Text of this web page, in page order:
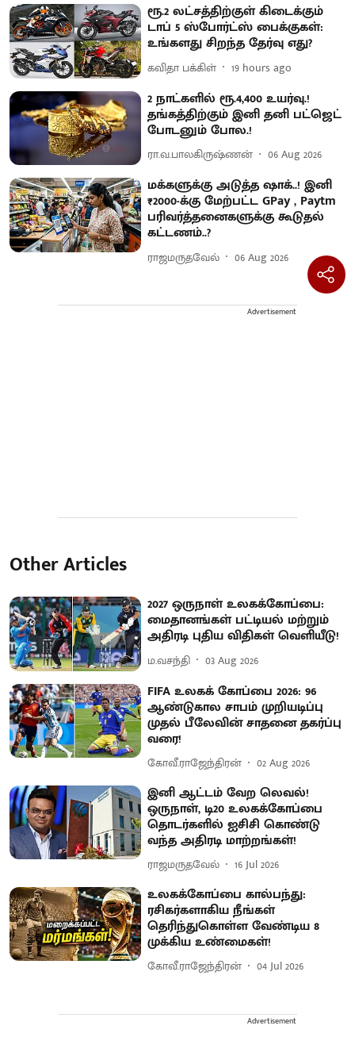
ரூ.2 லட்சத்திற்குள் கிடைக்கும்
டாப் 5 ஸ்போர்ட்ஸ் பைக்குகள்:
உங்களது சிறந்த தேர்வு எது?
கவிதா பக்கிள் 19 hours ago
2 நாட்களில் ரூ.4,400 உயர்வு.!
தங்கத்திற்கும் இனி தனி பட்ஜெட்
போடனும் போல.!
ரா.வ.பாலகிருஷ்ணன் 06 Aug 2026
மக்களுக்கு அடுத்த ஷாக்..! இனி
₹2000-க்கு மேற்பட்ட GPay , Paytm
பரிவர்த்தனைகளுக்கு கூடுதல்
கட்டணம்..?
ராஜமருதவேல் 06 Aug 2026
Advertisement
Other Articles
2027 ஒருநாள் உலகக்கோப்பை:
மைதானங்கள் பட்டியல் மற்றும்
அதிரடி புதிய விதிகள் வெளியீடு!
ம.வசந்தி 03 Aug 2026
FIFA உலகக் கோப்பை 2026: 96
ஆண்டுகால சாபம் முறியடிப்பு
முதல் பீலேவின் சாதனை தகர்ப்பு
வரை!
கோவீ.ராஜேந்திரன் 02 Aug 2026
இனி ஆட்டம் வேற லெவல்!
ஒருநாள், டி20 உலகக்கோப்பை
தொடர்களில் ஐசிசி கொண்டு
வந்த அதிரடி மாற்றங்கள்!
ராஜமருதவேல் 16 Jul 2026
உலகக்கோப்பை கால்பந்து:
ரசிகர்களாகிய நீங்கள்
தெரிந்துகொள்ள வேண்டிய 8
முக்கிய உண்மைகள்!
கோவீ.ராஜேந்திரன் 04 Jul 2026
Advertisement